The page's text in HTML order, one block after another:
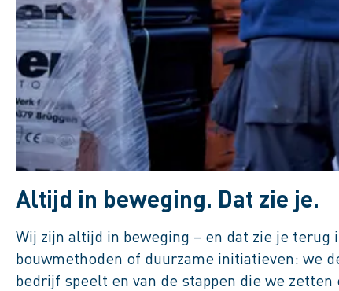
Altijd in beweging. Dat zie je.
Wij zijn altijd in beweging – en dat zie je
bouwmethoden of duurzame initiatieven: we
bedrijf speelt en van de stappen die we